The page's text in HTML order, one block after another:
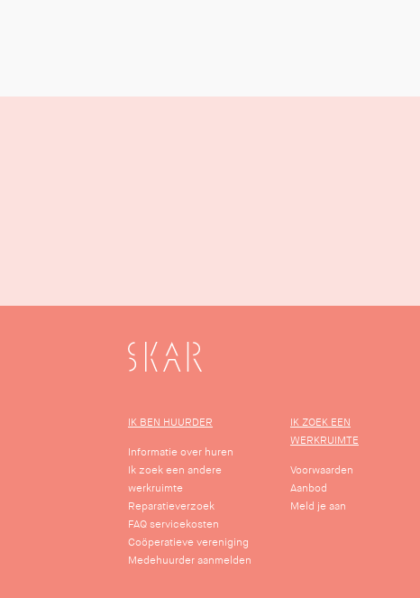
SKAR
IK BEN HUURDER
Informatie over huren
Ik zoek een andere
werkruimte
Reparatieverzoek
FAQ servicekosten
Coöperatieve vereniging
Medehuurder aanmelden
IK ZOEK EEN
WERKRUIMTE
Voorwaarden
Aanbod
Meld je aan